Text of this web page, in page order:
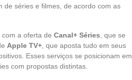
de séries e filmes, de acordo com as
a oferta de Canal+ Séries , que se
Apple TV+ , que aposta tudo em seus
Esses serviços se posicionam em
com propostas distintas.